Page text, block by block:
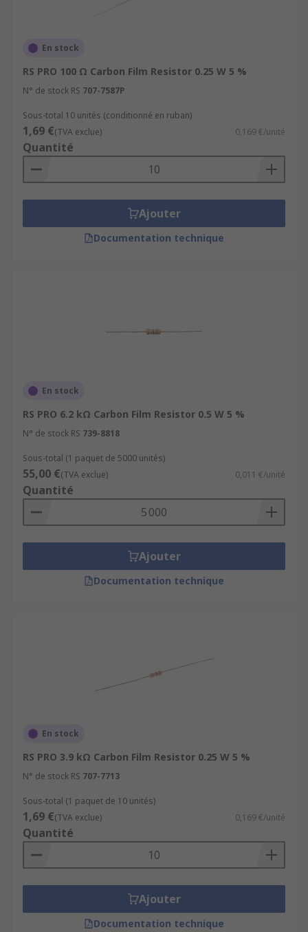
En stock
RS PRO 100 Ω Carbon Film Resistor 0.25 W 5 %
N° de stock RS 707-7587P
Sous-total 10 unités (conditionné en ruban)
1,69 €(TVA exclue) 0,169 €/unité
Quantité
Ajouter
Documentation technique
En stock
RS PRO 6.2 kΩ Carbon Film Resistor 0.5 W 5 %
N° de stock RS 739-8818
Sous-total (1 paquet de 5000 unités)
55,00 €(TVA exclue) 0,011 €/unité
Quantité
Ajouter
Documentation technique
En stock
RS PRO 3.9 kΩ Carbon Film Resistor 0.25 W 5 %
N° de stock RS 707-7713
Sous-total (1 paquet de 10 unités)
1,69 €(TVA exclue) 0,169 €/unité
Quantité
Ajouter
Documentation technique